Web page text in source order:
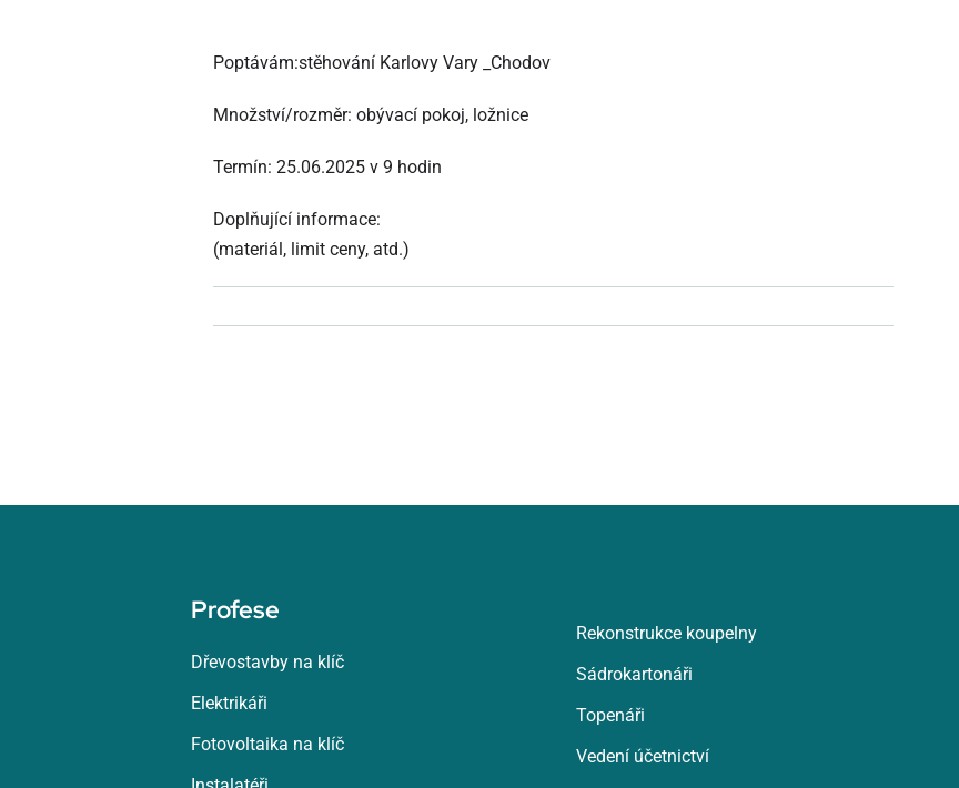
Poptávám:stěhování Karlovy Vary _Chodov
Množství/rozměr: obývací pokoj, ložnice
Termín: 25.06.2025 v 9 hodin
Doplňující informace:
(materiál, limit ceny, atd.)
Profese
Dřevostavby na klíč
Elektrikáři
Fotovoltaika na klíč
Rekonstrukce koupelny
Sádrokartonáři
Topenáři
Vedení účetnictví